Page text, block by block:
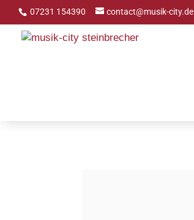
Skip
content
07231 154390 contact@musik-city.de